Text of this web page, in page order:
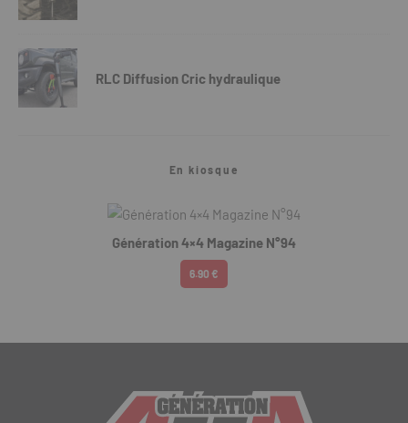
RLC Diffusion Cric hydraulique
En kiosque
Génération 4×4 Magazine N°94
6.90 €